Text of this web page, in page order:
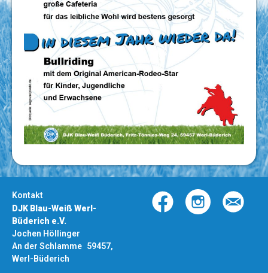
Kontakt
DJK Blau-Weiß Werl-
Büderich e.V.
Jochen Höllinger
An der Schlamme 59457,
Werl-Büderich